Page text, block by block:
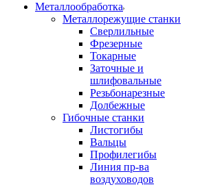
Металлообработка
Металлорежущие станки
Сверлильные
Фрезерные
Токарные
Заточные и
шлифовальные
Резьбонарезные
Долбежные
Гибочные станки
Листогибы
Вальцы
Профилегибы
Линия пр-ва
воздуховодов